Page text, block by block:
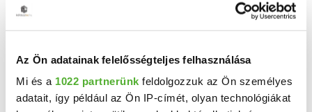
Az Ön adatainak felelősségteljes felhasználása
Mi és a 1022 partnerünk feldolgozzuk az Ön személyes
adatait, így például az Ön IP-címét, olyan technológiákat
legelőször, és a feltöltéstől két hétig nem érhetők el más